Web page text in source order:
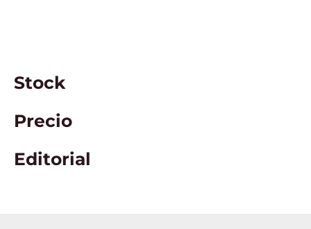
Stock
Precio
Editorial